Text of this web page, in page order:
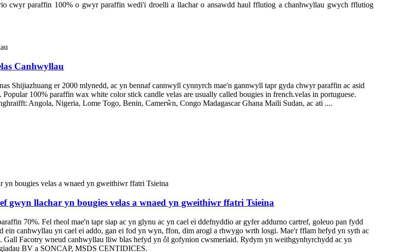
cwyr paraffin 100% o gwyr paraffin wedi'i droelli a llachar o ansawdd haul fflutiog a chanhwyllau gwych fflutiog
Canhwyllau
Shijiazhuang er 2000 mlynedd, ac yn bennaf cannwyll cynnyrch mae'n gannwyll tapr gyda chwyr paraffin ac asid
100% paraffin wax white color stick candle velas are usually called bougies in french.velas in portuguese.
Angola, Nigeria, Lome Togo, Benin, Camerŵn, Congo Madagascar Ghana Maili Sudan, ac ati ....
gwyn llachar yn bougies velas a wnaed yn gweithiwr ffatri Tsieina
70%. Fel rheol mae'n tapr siap ac yn glynu ac yn cael ei ddefnyddio ar gyfer addurno cartref, goleuo pan fydd
canhwyllau yn cael ei addo, gan ei fod yn wyn, ffon, dim arogl a rhwygo wrth losgi. Mae'r fflam hefyd yn syth ac
Facotry wneud canhwyllau lliw blas hefyd yn ôl gofynion cwsmeriaid. Rydym yn weithgynhyrchydd ac yn
BV a SONCAP, MSDS CENTIDICES.